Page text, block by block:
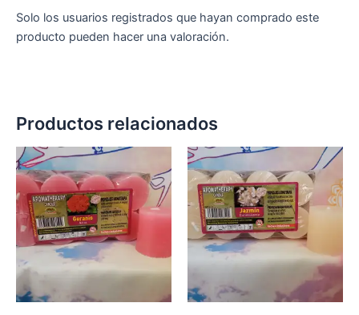
Solo los usuarios registrados que hayan comprado este
producto pueden hacer una valoración.
Productos relacionados
Rango
precios:
desde
1,00 €
hasta
7,50 €
Este
producto
tiene
múltiples
variantes.
opciones
Rango
de
precios:
desde
1,00 €
hasta
7,50 €
Este
Las
se